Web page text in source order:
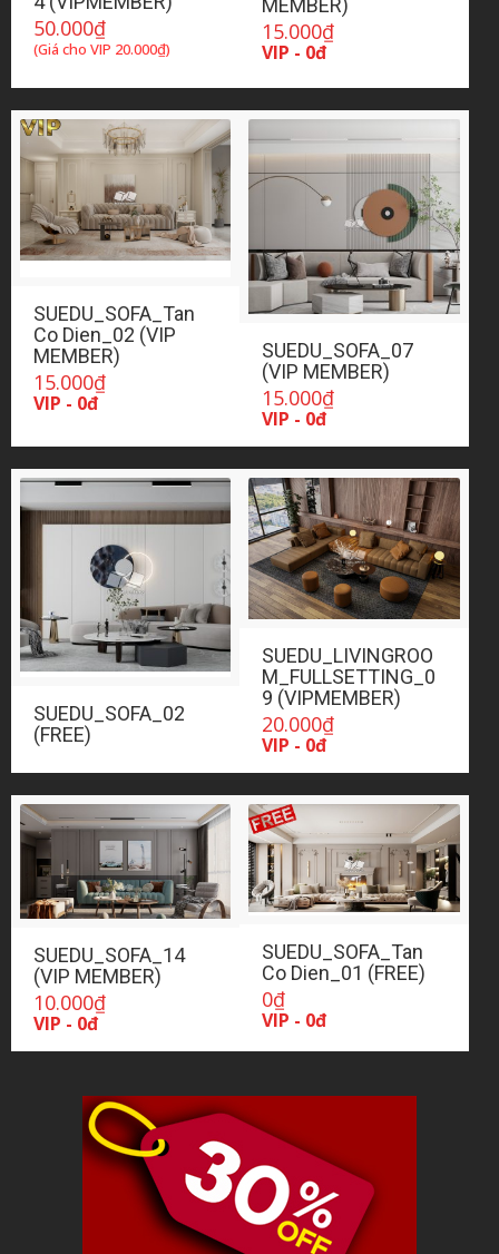
50.000₫
(Giá cho VIP 20.000₫)
MEMBER)
15.000₫
VIP - 0đ
SUEDU_SOFA_Tan
Co Dien_02 (VIP
MEMBER)
15.000₫
VIP - 0đ
SUEDU_SOFA_07
(VIP MEMBER)
15.000₫
VIP - 0đ
SUEDU_SOFA_02
(FREE)
SUEDU_LIVINGROO
M_FULLSETTING_0
9 (VIPMEMBER)
20.000₫
VIP - 0đ
SUEDU_SOFA_14
(VIP MEMBER)
10.000₫
VIP - 0đ
SUEDU_SOFA_Tan
Co Dien_01 (FREE)
0₫
VIP - 0đ